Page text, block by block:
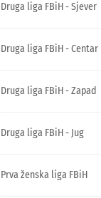
Druga liga FBiH - Sjever
Druga liga FBiH - Centar
Druga liga FBiH - Zapad
Druga liga FBiH - Jug
Prva ženska liga FBiH